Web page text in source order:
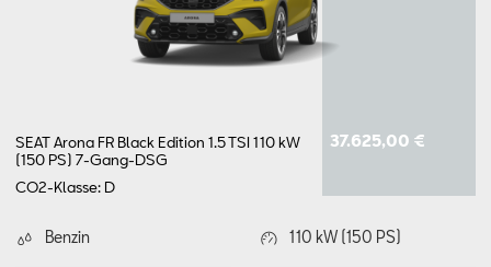
SEAT Arona FR Black Edition 1.5 TSI 110 kW
(150 PS) 7-Gang-DSG
CO2-Klasse: D
37.625,00 €
Benzin 110 kW (150 PS)